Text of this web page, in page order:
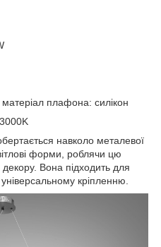
плафона: силікон
навколо металевої
форми, роблячи цю
Вона підходить для
універсальному кріпленню.